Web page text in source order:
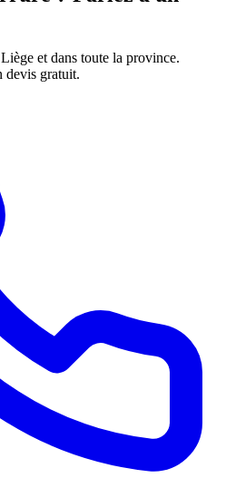
et dans toute la province.
devis gratuit.